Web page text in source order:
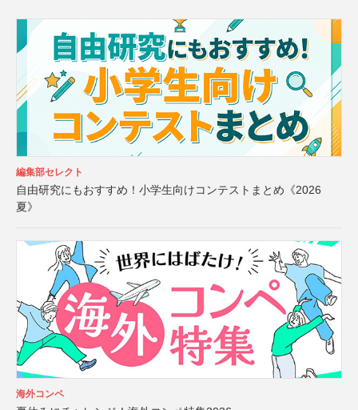
編集部セレクト
自由研究にもおすすめ！小学生向けコンテストまとめ《2026
夏》
海外コンペ